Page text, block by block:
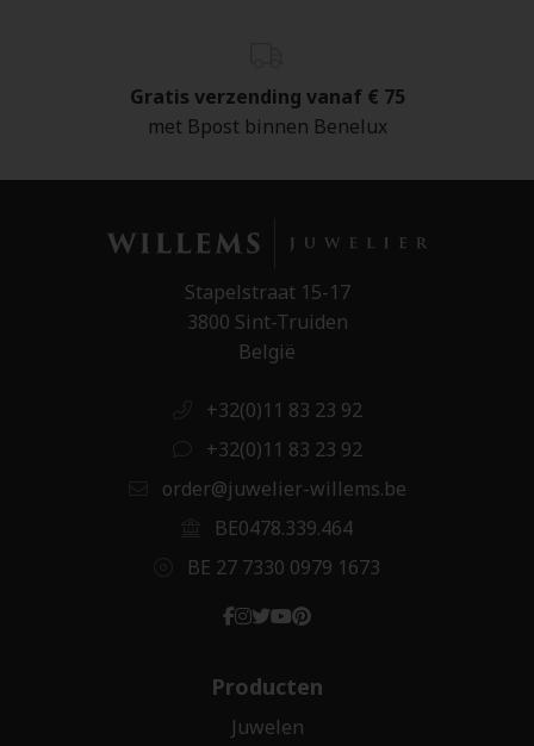
Gratis verzending vanaf € 75
met Bpost binnen Benelux
Stapelstraat 15-17
3800 Sint-Truiden
België
+32(0)11 83 23 92
+32(0)11 83 23 92
order@juwelier-willems.be
BE0478.339.464
BE 27 7330 0979 1673
Producten
Juwelen